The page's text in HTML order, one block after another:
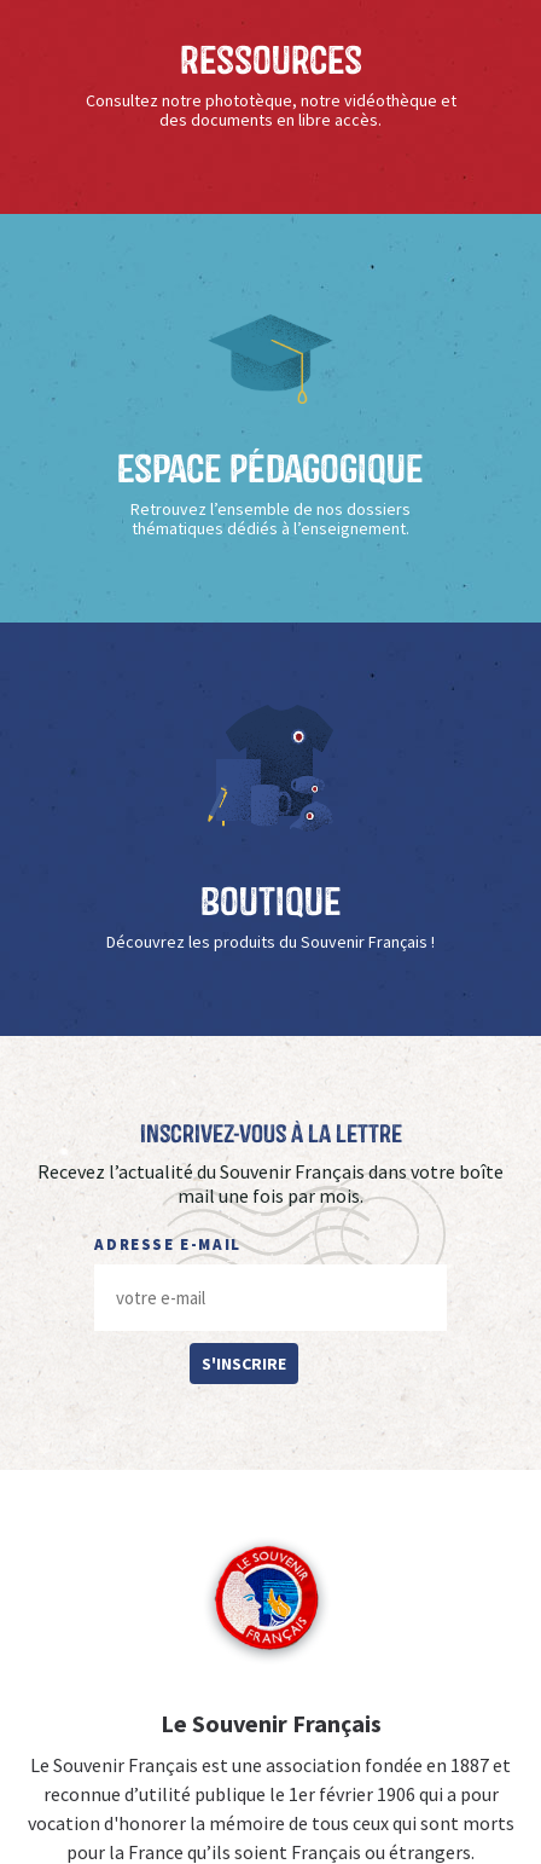
Ressources
Consultez notre phototèque, notre vidéothèque et
des documents en libre accès.
Espace Pédagogique
Retrouvez l’ensemble de nos dossiers
thématiques dédiés à l’enseignement.
Boutique
Découvrez les produits du Souvenir Français !
Inscrivez-vous à La Lettre
Recevez l’actualité du Souvenir Français dans votre boîte
mail une fois par mois.
ADRESSE E-MAIL
S'INSCRIRE
Le Souvenir Français
Le Souvenir Français est une association fondée en 1887 et
reconnue d’utilité publique le 1er février 1906 qui a pour
vocation d'honorer la mémoire de tous ceux qui sont morts
pour la France qu’ils soient Français ou étrangers.